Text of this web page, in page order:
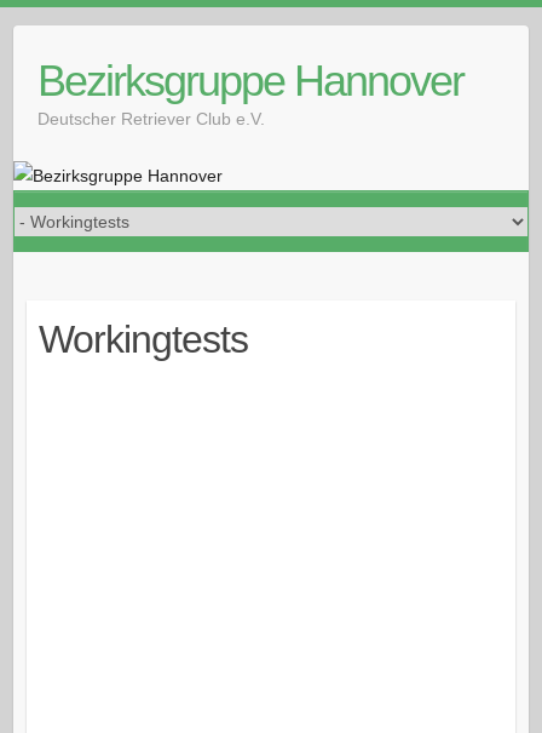
contentBezirksgruppe Hannover
Deutscher Retriever Club e.V.
Workingtests